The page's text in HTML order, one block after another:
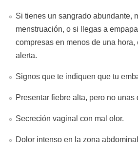
Si tienes un sangrado abundante,
menstruación, o si llegas a
compresas en menos de una hora,
alerta.
Signos que te indiquen que tu
Presentar fiebre alta, pero no unas
Secreción vaginal con mal olor.
Dolor intenso en la zona